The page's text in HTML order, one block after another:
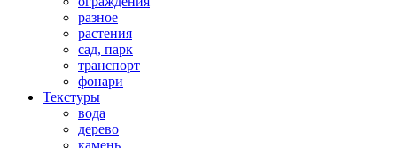
разное
растения
сад, парк
транспорт
фонари
Текстуры
вода
дерево
камень